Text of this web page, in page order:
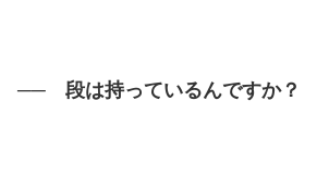
── 段は持っているんですか？